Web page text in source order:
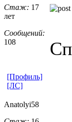
Стаж: 17
лет
Сообщений:
108
[Профиль]
[ЛС]
Anatolyi58